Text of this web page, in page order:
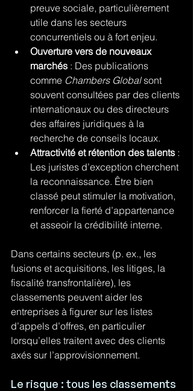
preuve sociale, particulièrement
utile dans les secteurs
concurrentiels ou à fort enjeu.
Ouverture vers de nouveaux
marchés : Des publications
comme Chambers Global sont
souvent consultées par des clients
internationaux ou des directeurs
des affaires juridiques à la
recherche de conseils locaux.
Attractivité et rétention des talents :
Les juristes d’exception cherchent
la reconnaissance. Être bien
classé peut stimuler la motivation,
renforcer la fierté d’appartenance
et asseoir la crédibilité interne.
Dans certains secteurs (p. ex., les
fusions et acquisitions, les litiges, la
fiscalité transfrontalière), les
classements peuvent aider les
entreprises à figurer sur les listes
d’appels d’offres, en particulier
lorsqu’elles traitent avec des clients
axés sur l’approvisionnement.
Le risque : tous les classements